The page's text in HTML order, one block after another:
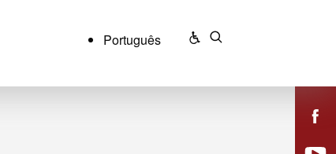
Português